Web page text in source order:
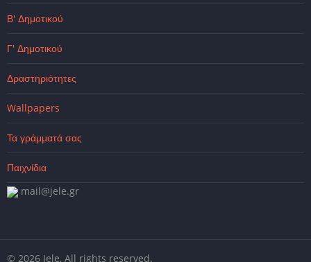
Β' Δημοτικού
Γ' Δημοτικού
Δραστηριότητες
Wallpapers
Τα γράμματά σας
Παιχνίδια
mail@jele.gr
© 2026 Jele, All rights reserved.